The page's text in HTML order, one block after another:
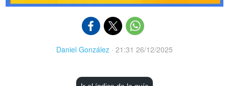
Daniel González · 21:31 26/12/2025